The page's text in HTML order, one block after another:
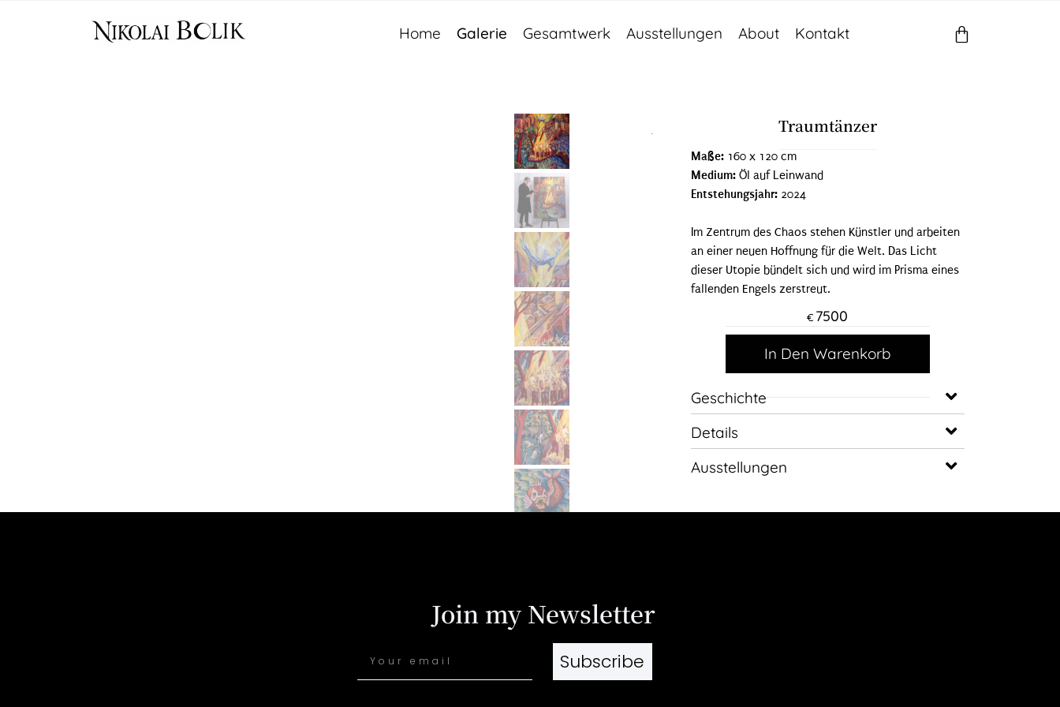
Home Galerie Gesamtwerk Ausstellungen About Kontakt
Traumtänzer
Maße: 160 x 120 cm
Medium: Öl auf Leinwand
Entstehungsjahr: 2024
Im Zentrum des Chaos stehen Künstler und arbeiten
an einer neuen Hoffnung für die Welt. Das Licht
dieser Utopie bündelt sich und wird im Prisma eines
fallenden Engels zerstreut.
€ 7500
In Den Warenkorb
Geschichte
Details
Ausstellungen
Join my Newsletter
Subscribe